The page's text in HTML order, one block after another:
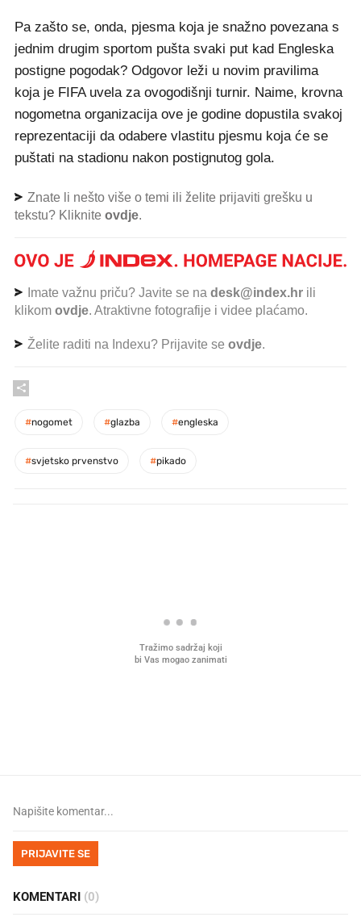
Pa zašto se, onda, pjesma koja je snažno povezana s
jednim drugim sportom pušta svaki put kad Engleska
postigne pogodak? Odgovor leži u novim pravilima
koja je FIFA uvela za ovogodišnji turnir. Naime, krovna
nogometna organizacija ove je godine dopustila svakoj
reprezentaciji da odabere vlastitu pjesmu koja će se
puštati na stadionu nakon postignutog gola.
Znate li nešto više o temi ili želite prijaviti grešku u
tekstu? Kliknite ovdje.
Imate važnu priču? Javite se na desk@index.hr ili
klikom ovdje. Atraktivne fotografije i videe plaćamo.
Želite raditi na Indexu? Prijavite se ovdje.
#nogomet #glazba #engleska
#svjetsko prvenstvo #pikado
PRIJAVITE SE
KOMENTARI (0)